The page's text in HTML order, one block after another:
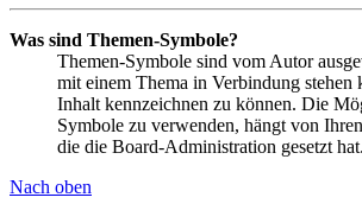
Was sind Themen-Symbole?
Themen-Symbole sind vom Autor
mit einem Thema in Verbindung stehen
Inhalt kennzeichnen zu können. Die
Symbole zu verwenden, hängt von
die die Board-Administration gesetzt hat.
Nach oben